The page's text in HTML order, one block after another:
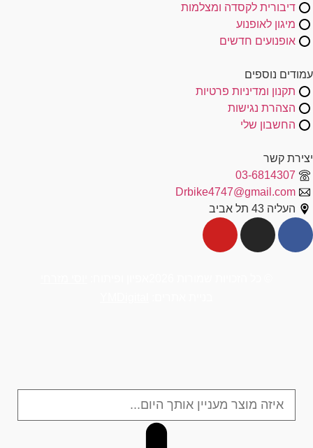
דיבורית לקסדה ומצלמות
מיגון לאופנוע
אופנועים חדשים
עמודים נוספים
תקנון ומדיניות פרטיות
הצהרת נגישות
החשבון שלי
יצירת קשר
03-6814307
Drbike4747@gmail.com
העליה 43 תל אביב